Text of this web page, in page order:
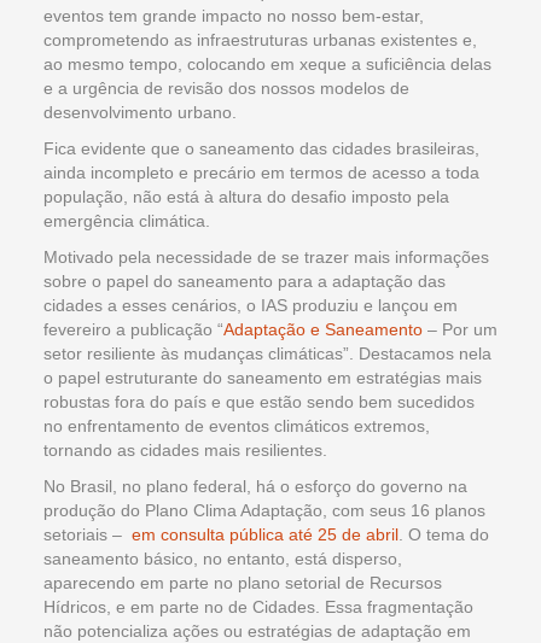
eventos tem grande impacto no nosso bem-estar,
comprometendo as infraestruturas urbanas existentes e,
ao mesmo tempo, colocando em xeque a suficiência delas
e a urgência de revisão dos nossos modelos de
desenvolvimento urbano.
Fica evidente que o saneamento das cidades brasileiras,
ainda incompleto e precário em termos de acesso a toda
população, não está à altura do desafio imposto pela
emergência climática.
Motivado pela necessidade de se trazer mais informações
sobre o papel do saneamento para a adaptação das
cidades a esses cenários, o IAS produziu e lançou em
fevereiro a publicação “Adaptação e Saneamento – Por um
setor resiliente às mudanças climáticas”. Destacamos nela
o papel estruturante do saneamento em estratégias mais
robustas fora do país e que estão sendo bem sucedidos
no enfrentamento de eventos climáticos extremos,
tornando as cidades mais resilientes.
No Brasil, no plano federal, há o esforço do governo na
produção do Plano Clima Adaptação, com seus 16 planos
setoriais – em consulta pública até 25 de abril . O tema do
saneamento básico, no entanto, está disperso,
aparecendo em parte no plano setorial de Recursos
Hídricos, e em parte no de Cidades. Essa fragmentação
não potencializa ações ou estratégias de adaptação em